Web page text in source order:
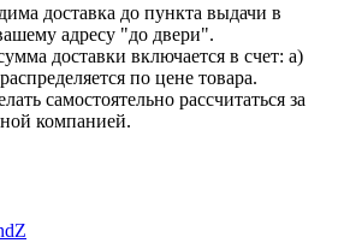
доставка до пункта выдачи в
адресу "до двери".
доставки включается в счет: а)
по цене товара.
самостоятельно рассчитаться за
компанией.